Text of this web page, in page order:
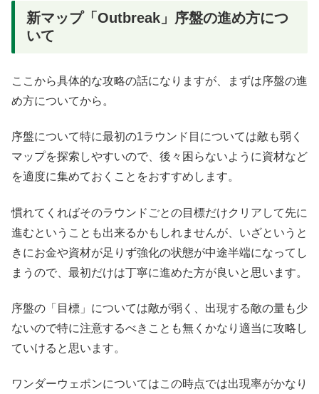
新マップ「Outbreak」序盤の進め方につ
いて
ここから具体的な攻略の話になりますが、まずは序盤の進
め方についてから。
序盤について特に最初の1ラウンド目については敵も弱く
マップを探索しやすいので、後々困らないように資材など
を適度に集めておくことをおすすめします。
慣れてくればそのラウンドごとの目標だけクリアして先に
進むということも出来るかもしれませんが、いざというと
きにお金や資材が足りず強化の状態が中途半端になってし
まうので、最初だけは丁寧に進めた方が良いと思います。
序盤の「目標」については敵が弱く、出現する敵の量も少
ないので特に注意するべきことも無くかなり適当に攻略し
ていけると思います。
ワンダーウェポンについてはこの時点では出現率がかなり